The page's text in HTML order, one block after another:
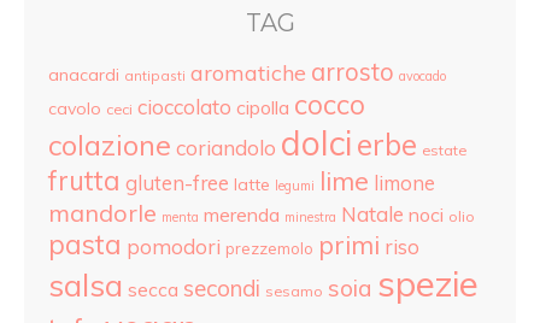
TAG
anacardi antipasti aromatiche arrosto avocado
cavolo ceci cioccolato cipolla cocco
colazione coriandolo dolci erbe estate
frutta gluten-free latte legumi lime limone
mandorle menta merenda minestra Natale noci olio
pasta pomodori prezzemolo primi riso
salsa secca secondi sesamo soia spezie